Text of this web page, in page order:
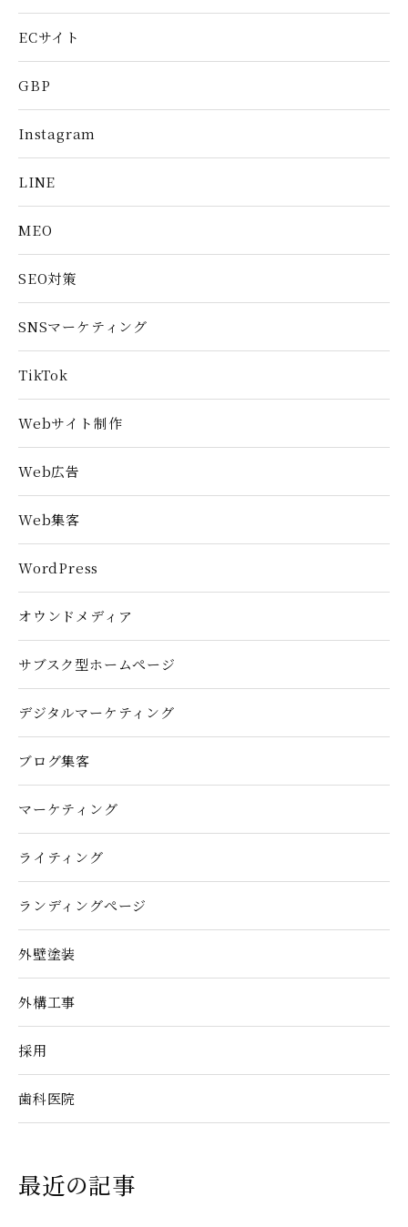
ECサイト
GBP
Instagram
LINE
MEO
SEO対策
SNSマーケティング
TikTok
Webサイト制作
Web広告
Web集客
WordPress
オウンドメディア
サブスク型ホームぺージ
デジタルマーケティング
ブログ集客
マーケティング
ライティング
ランディングぺージ
外壁塗装
外構工事
採用
歯科医院
最近の記事